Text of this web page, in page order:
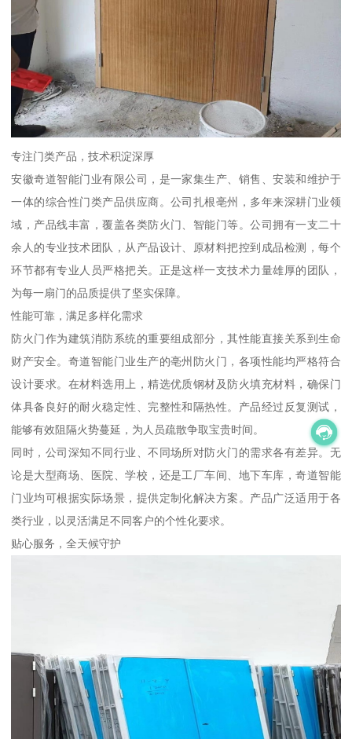
专注门类产品，技术积淀深厚
安徽奇道智能门业有限公司，是一家集生产、销售、安装和维护于
一体的综合性门类产品供应商。公司扎根亳州，多年来深耕门业领
域，产品线丰富，覆盖各类防火门、智能门等。公司拥有一支二十
余人的专业技术团队，从产品设计、原材料把控到成品检测，每个
环节都有专业人员严格把关。正是这样一支技术力量雄厚的团队，
为每一扇门的品质提供了坚实保障。
性能可靠，满足多样化需求
防火门作为建筑消防系统的重要组成部分，其性能直接关系到生命
财产安全。奇道智能门业生产的亳州防火门，各项性能均严格符合
设计要求。在材料选用上，精选优质钢材及防火填充材料，确保门
体具备良好的耐火稳定性、完整性和隔热性。产品经过反复测试，
能够有效阻隔火势蔓延，为人员疏散争取宝贵时间。
同时，公司深知不同行业、不同场所对防火门的需求各有差异。无
论是大型商场、医院、学校，还是工厂车间、地下车库，奇道智能
门业均可根据实际场景，提供定制化解决方案。产品广泛适用于各
类行业，以灵活满足不同客户的个性化要求。
贴心服务，全天候守护